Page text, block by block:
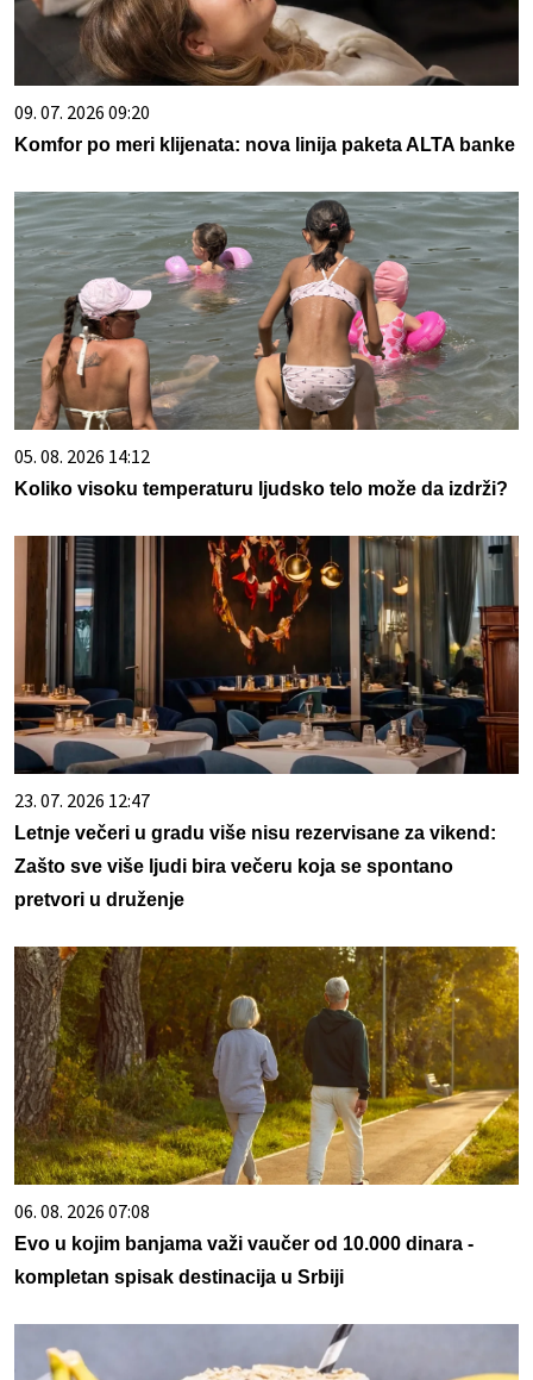
09. 07. 2026 09:20
Komfor po meri klijenata: nova linija paketa ALTA banke
05. 08. 2026 14:12
Koliko visoku temperaturu ljudsko telo može da izdrži?
23. 07. 2026 12:47
Letnje večeri u gradu više nisu rezervisane za vikend:
Zašto sve više ljudi bira večeru koja se spontano
pretvori u druženje
06. 08. 2026 07:08
Evo u kojim banjama važi vaučer od 10.000 dinara -
kompletan spisak destinacija u Srbiji